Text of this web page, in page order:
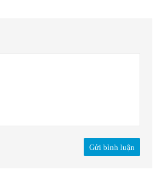
Gửi bình luận